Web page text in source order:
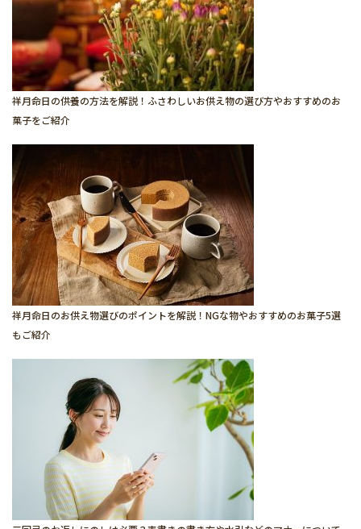
祥月命日の供養の方法を解説！ふさわしいお供え物の選び方やおすすめのお
菓子をご紹介
祥月命日のお供え物選びのポイントを解説！NGな物やおすすめのお菓子5選
もご紹介